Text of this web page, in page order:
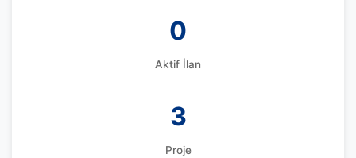
0
Aktif İlan
3
Proje